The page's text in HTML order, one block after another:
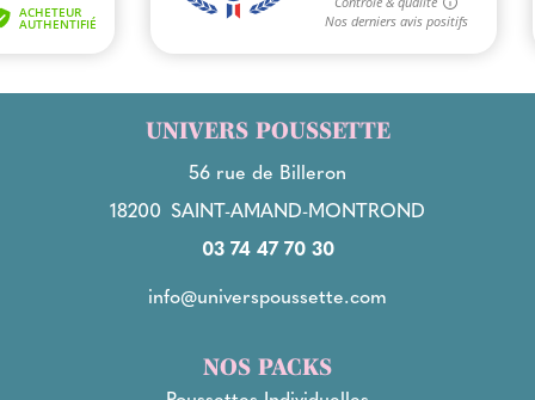
UNIVERS POUSSETTE
56 rue de Billeron
18200 SAINT-AMAND-MONTROND
03 74 47 70 30
info@universpoussette.com
NOS PACKS